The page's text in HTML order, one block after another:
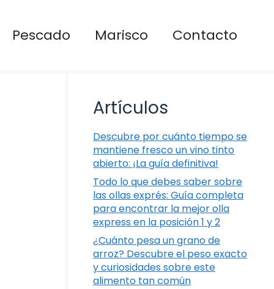
Pescado Marisco Contacto
Artículos
Descubre por cuánto tiempo se
mantiene fresco un vino tinto
abierto: ¡La guía definitiva!
Todo lo que debes saber sobre
las ollas exprés: Guía completa
para encontrar la mejor olla
express en la posición 1 y 2
¿Cuánto pesa un grano de
arroz? Descubre el peso exacto
y curiosidades sobre este
alimento tan común